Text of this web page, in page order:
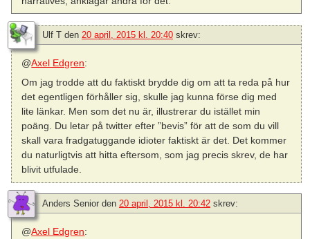
Ulf T den 20 april, 2015 kl. 20:40 skrev:
@Axel Edgren:
Om jag trodde att du faktiskt brydde dig om att ta reda på hur
det egentligen förhåller sig, skulle jag kunna förse dig med
lite länkar. Men som det nu är, illustrerar du istället min
poäng. Du letar på twitter efter ”bevis” för att de som du vill
skall vara fradgatuggande idioter faktiskt är det. Det kommer
du naturligtvis att hitta eftersom, som jag precis skrev, de har
blivit utfulade.
Anders Senior den 20 april, 2015 kl. 20:42 skrev:
@Axel Edgren: